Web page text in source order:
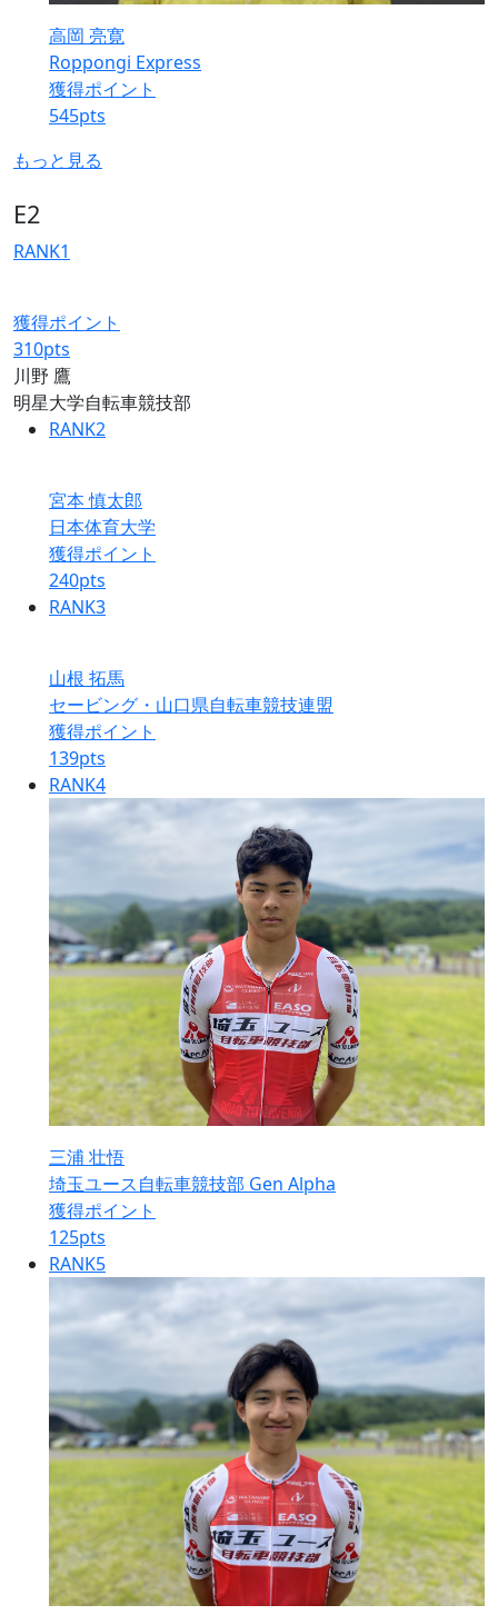
高岡 亮寛
Roppongi Express
獲得ポイント
545pts
もっと見る
E2
RANK1
獲得ポイント
310pts
川野 鷹
明星大学自転車競技部
RANK2
宮本 慎太郎
日本体育大学
獲得ポイント
240pts
RANK3
山根 拓馬
セービング・山口県自転車競技連盟
獲得ポイント
139pts
RANK4
三浦 壮悟
埼玉ユース自転車競技部 Gen Alpha
獲得ポイント
125pts
RANK5